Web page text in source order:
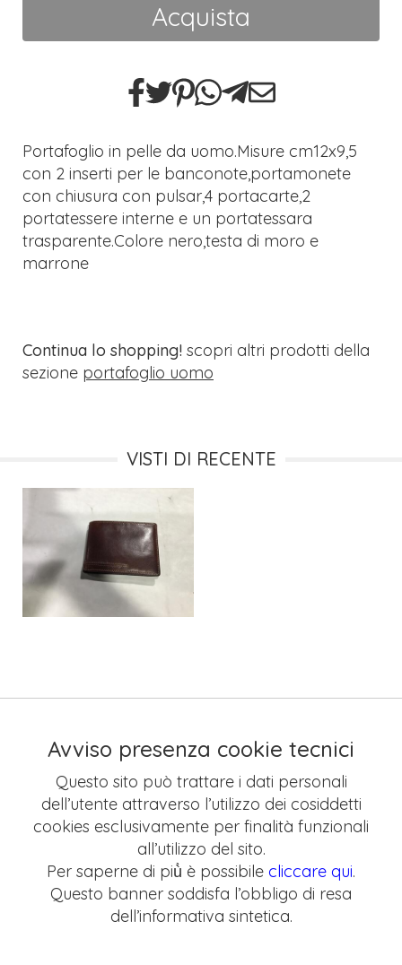
Acquista
Portafoglio in pelle da uomo.Misure cm12x9,5
con 2 inserti per le banconote,portamonete
con chiusura con pulsar,4 portacarte,2
portatessere interne e un portatessara
trasparente.Colore nero,testa di moro e
marrone
Continua lo shopping! scopri altri prodotti della
sezione portafoglio uomo
VISTI DI RECENTE
Avviso presenza cookie tecnici
Questo sito può trattare i dati personali
dell’utente attraverso l’utilizzo dei cosiddetti
cookies esclusivamente per finalità funzionali
all’utilizzo del sito.
Per saperne di più̀ è possibile cliccare qui.
Questo banner soddisfa l’obbligo di resa
dell’informativa sintetica.